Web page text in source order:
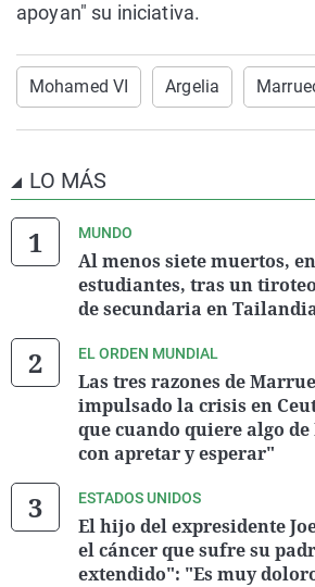
apoyan" su iniciativa.
Mohamed VI Argelia
LO MÁS
MUNDO
Al menos siete muertos,
estudiantes, tras un
de secundaria en
EL ORDEN MUNDIAL
Las tres razones de
impulsado la crisis en
que cuando quiere algo de
con apretar y esperar"
ESTADOS UNIDOS
El hijo del expresidente
el cáncer que sufre su
extendido": "Es muy